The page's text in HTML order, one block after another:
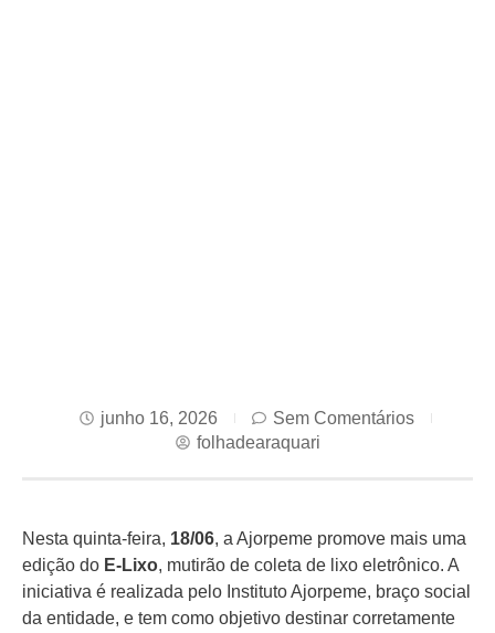
junho 16, 2026
Sem Comentários
folhadearaquari
Nesta quinta-feira, 18/06, a Ajorpeme promove mais uma
edição do E-Lixo, mutirão de coleta de lixo eletrônico. A
iniciativa é realizada pelo Instituto Ajorpeme, braço social
da entidade, e tem como objetivo destinar corretamente